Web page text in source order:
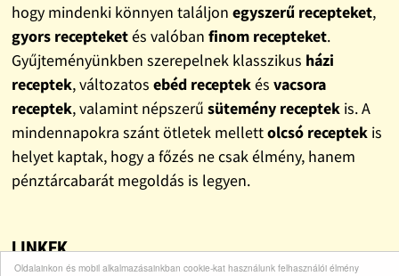
Oldalainkon és mobil alkalmazásainkban cookie-kat használunk felhasználói élmény
hogy mindenki könnyen találjon egyszerű recepteket,
gyors recepteketés valóban finom recepteket.
Gyűjteményünkben szerepelnek klasszikus házi
receptek, változatos ebéd receptekés vacsora
receptek, valamint népszerű sütemény receptekis. A
mindennapokra szánt ötletek mellettolcsó receptekis
helyet kaptak, hogy a főzés ne csak élmény, hanem
pénztárcabarát megoldás is legyen.
LINKEK